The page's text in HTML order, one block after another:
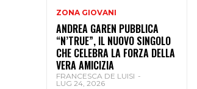
ZONA GIOVANI
ANDREA GAREN PUBBLICA
“N’TRUE”, IL NUOVO SINGOLO
CHE CELEBRA LA FORZA DELLA
VERA AMICIZIA
FRANCESCA DE LUISI -
LUG 24, 2026